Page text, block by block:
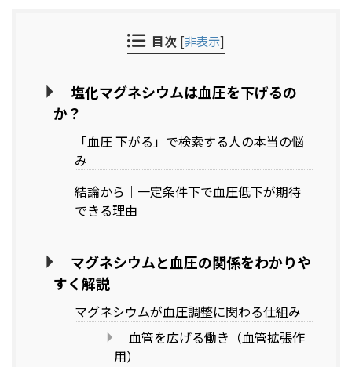
目次 [非表示]
塩化マグネシウムは血圧を下げるの
か？
「血圧 下がる」で検索する人の本当の悩
み
結論から｜一定条件下で血圧低下が期待
できる理由
マグネシウムと血圧の関係をわかりや
すく解説
マグネシウムが血圧調整に関わる仕組み
血管を広げる働き（血管拡張作
用）